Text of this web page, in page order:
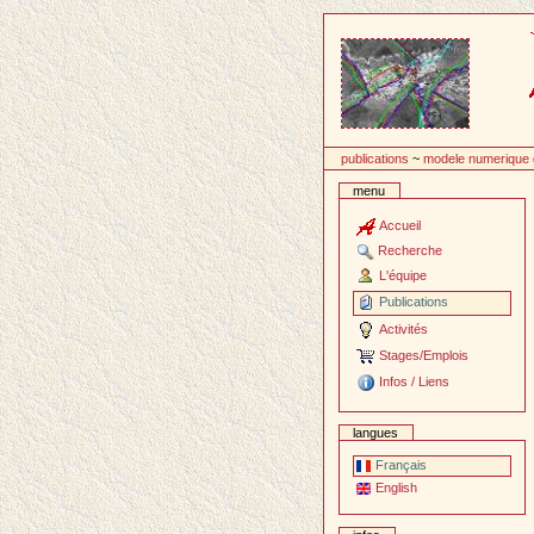
contenu
publications ~modele numerique
menu
Accueil
Recherche
L'équipe
Publications
Activités
Stages/Emplois
Infos / Liens
langues
Français
English